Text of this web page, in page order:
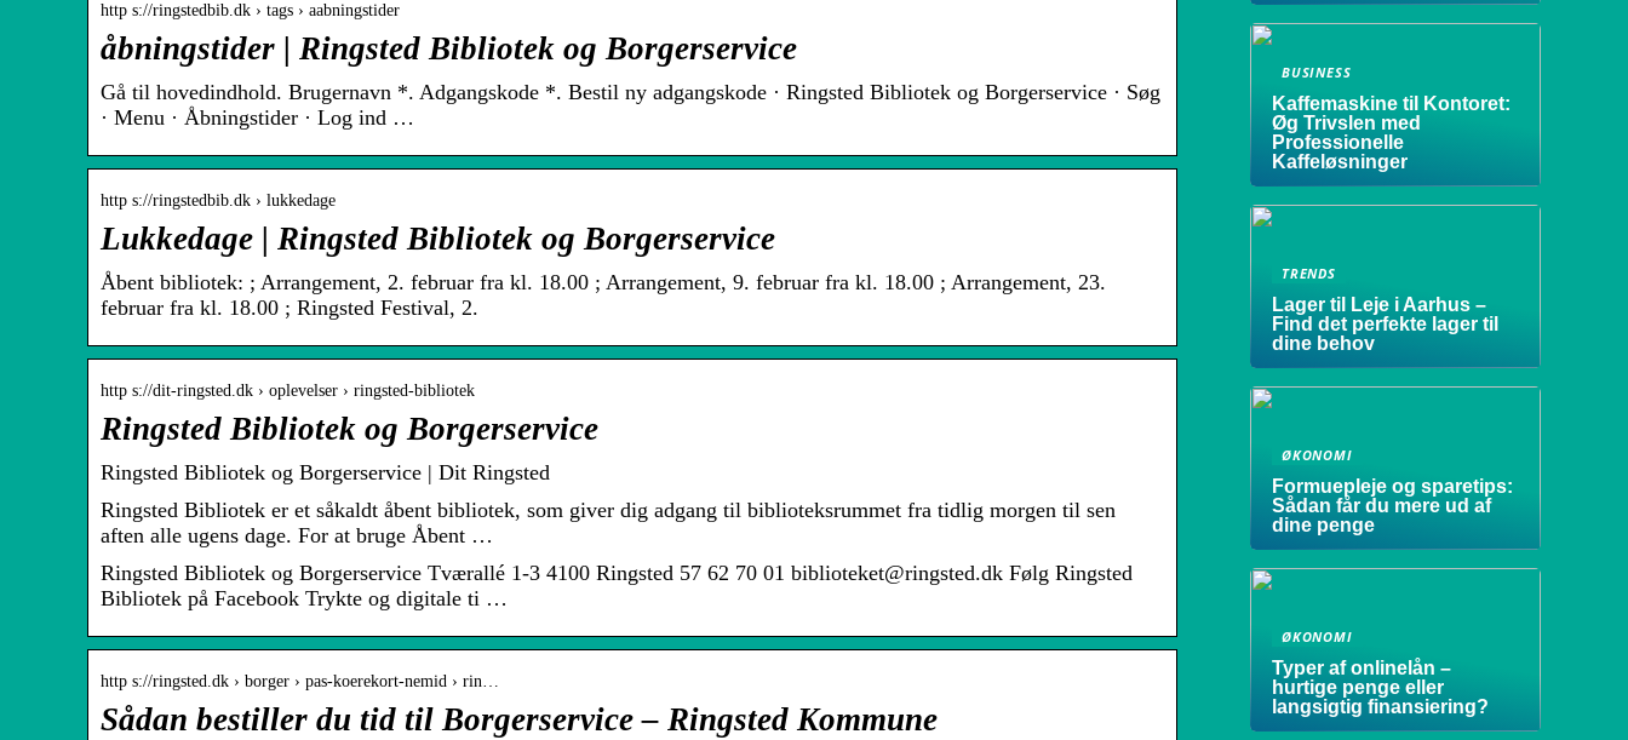
http s://ringstedbib.dk › tags › aabningstider
åbningstider | Ringsted Bibliotek og Borgerservice
Gå til hovedindhold. Brugernavn *. Adgangskode *. Bestil ny adgangskode · Ringsted Bibliotek og Borgerservice · Søg
· Menu · Åbningstider · Log ind …
http s://ringstedbib.dk › lukkedage
Lukkedage | Ringsted Bibliotek og Borgerservice
Åbent bibliotek: ; Arrangement, 2. februar fra kl. 18.00 ; Arrangement, 9. februar fra kl. 18.00 ; Arrangement, 23.
februar fra kl. 18.00 ; Ringsted Festival, 2.
http s://dit-ringsted.dk › oplevelser › ringsted-bibliotek
Ringsted Bibliotek og Borgerservice
Ringsted Bibliotek og Borgerservice | Dit Ringsted
Ringsted Bibliotek er et såkaldt åbent bibliotek, som giver dig adgang til biblioteksrummet fra tidlig morgen til sen
aften alle ugens dage. For at bruge Åbent …
Ringsted Bibliotek og Borgerservice Tværallé 1-3 4100 Ringsted 57 62 70 01 biblioteket@ringsted.dk Følg Ringsted
Bibliotek på Facebook Trykte og digitale ti …
http s://ringsted.dk › borger › pas-koerekort-nemid › rin…
Sådan bestiller du tid til Borgerservice – Ringsted Kommune
BUSINESS
Kaffemaskine til Kontoret:
Øg Trivslen med
Professionelle
Kaffeløsninger
TRENDS
Lager til Leje i Aarhus –
Find det perfekte lager til
dine behov
ØKONOMI
Formuepleje og sparetips:
Sådan får du mere ud af
dine penge
ØKONOMI
Typer af onlinelån –
hurtige penge eller
langsigtig finansiering?